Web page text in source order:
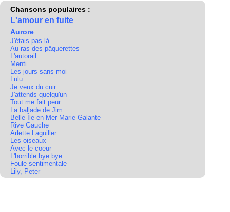
Chansons populaires :
L'amour en fuite
Aurore
J'étais pas là
Au ras des pâquerettes
L'autorail
Menti
Les jours sans moi
Lulu
Je veux du cuir
J'attends quelqu'un
Tout me fait peur
La ballade de Jim
Belle-Île-en-Mer Marie-Galante
Rive Gauche
Arlette Laguiller
Les oiseaux
Avec le coeur
L'horrible bye bye
Foule sentimentale
Lily, Peter